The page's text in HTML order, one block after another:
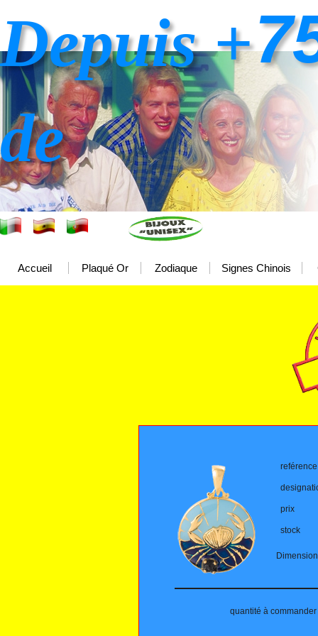
Accueil Plaqué Or Zodiaque Signes Chinois
Depuis +
de
reférence
prix
stock
Dimension
quantité à commander